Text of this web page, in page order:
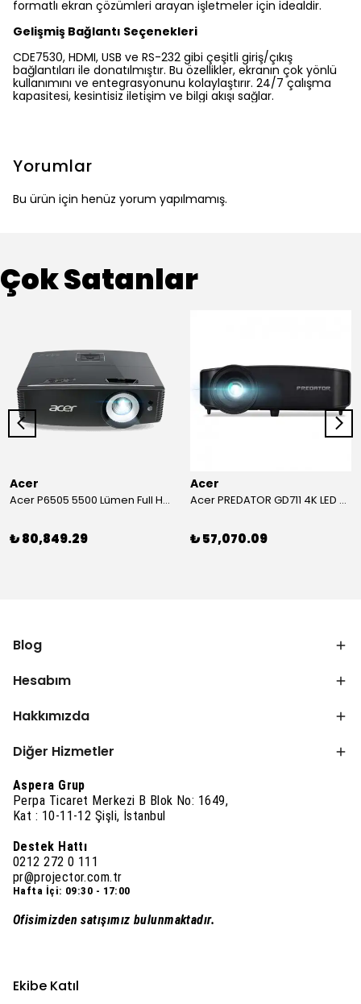
formatlı ekran çözümleri arayan işletmeler için idealdir.
Gelişmiş Bağlantı Seçenekleri
CDE7530, HDMI, USB ve RS-232 gibi çeşitli giriş/çıkış
bağlantıları ile donatılmıştır. Bu özellikler, ekranın çok yönlü
kullanımını ve entegrasyonunu kolaylaştırır. 24/7 çalışma
kapasitesi, kesintisiz iletişim ve bilgi akışı sağlar.
Yorumlar
Bu ürün için henüz yorum yapılmamış.
Çok Satanlar
Acer
Acer P6505 5500 Lümen Full HD Toplantı Odası Projeksiyonu
₺ 80,849.29
Acer
Acer PREDATOR GD711 4K LED Projeksiyon
₺ 57,070.09
Blog
Hesabım
Hakkımızda
Diğer Hizmetler
Aspera Grup
Perpa Ticaret Merkezi B Blok No: 1649,
Kat : 10-11-12 Şişli, İstanbul
Destek Hattı
0212 272 0 111
pr@projector.com.tr
Hafta İçi: 09:30 - 17:00
Ofisimizden satışımız bulunmaktadır.
Ekibe Katıl